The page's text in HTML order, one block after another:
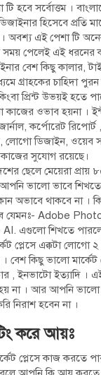
হবে সর্বোত্তম ।
ডিজাইনার হিসেবে প্রতি
অবশ্য এই পেশা টি
সময় পেলেই এই ধরনের
বেশ কিছু কালার,
গ্রাহকের চাহিদা
প্রিন্ট উভয়ই হতে
ওভাব হয়না ।
কর্পোরেট রিপোর্ট
লোগো ডিজাইন, ওয়েব
সুযোগ রয়েছে।
ছেলে মেয়েরা প্রায়
ভালো ভাবে
অভাবে থাকবে না ।
যেমনঃ- Adobe
এগুলো শিখতে
প্লেসে এক্কটা লোগো
। বেশ কিছু ভালো
, ইনভাটো ইত্যাদি ।
না । আর আপনি ভালো
নিরাশ হবেন না ।
করে আয়ঃ
প্লেসে কাজ করতে